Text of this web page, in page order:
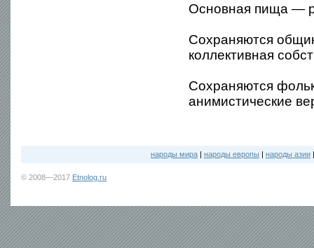
Основная пища —
Сохраняются
коллективная
Сохраняются
анимистические
народы мира | народы европы | народы азии
© 2008—2017 Etnolog.ru